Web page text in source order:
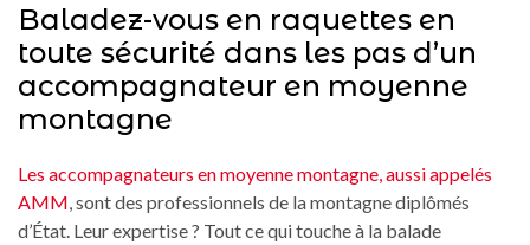
Baladez-vous en raquettes en
toute sécurité dans les pas d’un
accompagnateur en moyenne
montagne
Les accompagnateurs en moyenne montagne, aussi appelés
AMM, sont des professionnels de la montagne diplômés
d’État. Leur expertise ? Tout ce qui touche à la balade